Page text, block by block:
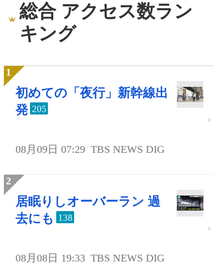
総合 アクセス数ラン
キング
初めての「夜行」新幹線出
発 205
08月09日 07:29 TBS NEWS DIG
居眠りしオーバーラン 過
去にも
138
08月08日 19:33 TBS NEWS DIG